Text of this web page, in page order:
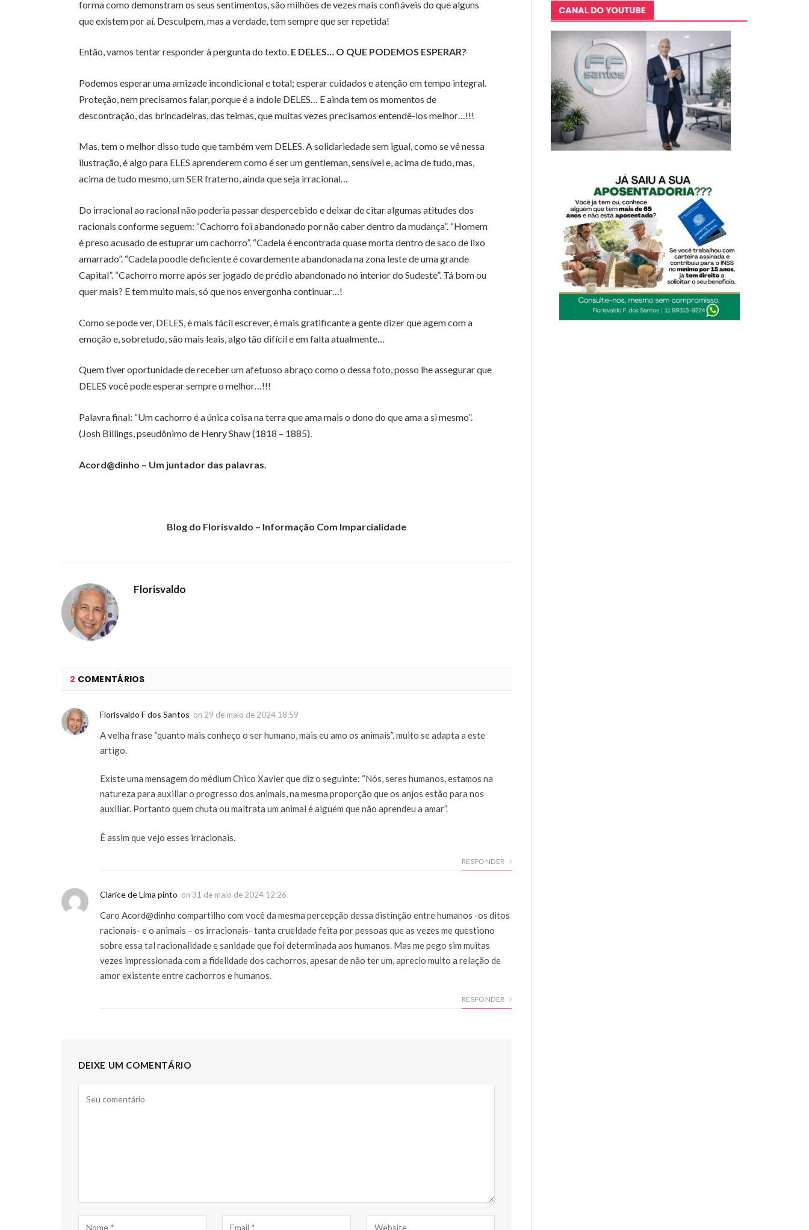
forma como demonstram os seus sentimentos, são milhões de vezes mais confiáveis do que alguns
que existem por aí. Desculpem, mas a verdade, tem sempre que ser repetida!
Então, vamos tentar responder à pergunta do texto. E DELES… O QUE PODEMOS ESPERAR?
Podemos esperar uma amizade incondicional e total; esperar cuidados e atenção em tempo integral.
Proteção, nem precisamos falar, porque é a índole DELES… E ainda tem os momentos de
descontração, das brincadeiras, das teimas, que muitas vezes precisamos entendê-los melhor…!!!
Mas, tem o melhor disso tudo que também vem DELES. A solidariedade sem igual, como se vê nessa
ilustração, é algo para ELES aprenderem como é ser um gentleman, sensível e, acima de tudo, mas,
acima de tudo mesmo, um SER fraterno, ainda que seja irracional…
Do irracional ao racional não poderia passar despercebido e deixar de citar algumas atitudes dos
racionais conforme seguem: “Cachorro foi abandonado por não caber dentro da mudança”. “Homem
é preso acusado de estuprar um cachorro”. “Cadela é encontrada quase morta dentro de saco de lixo
amarrado”. “Cadela poodle deficiente é covardemente abandonada na zona leste de uma grande
Capital”. “Cachorro morre após ser jogado de prédio abandonado no interior do Sudeste”. Tá bom ou
quer mais? E tem muito mais, só que nos envergonha continuar…!
Como se pode ver, DELES, é mais fácil escrever, é mais gratificante a gente dizer que agem com a
emoção e, sobretudo, são mais leais, algo tão difícil e em falta atualmente…
Quem tiver oportunidade de receber um afetuoso abraço como o dessa foto, posso lhe assegurar que
DELES você pode esperar sempre o melhor…!!!
Palavra final: “Um cachorro é a única coisa na terra que ama mais o dono do que ama a si mesmo”.
(Josh Billings, pseudônimo de Henry Shaw (1818 – 1885).
Acord@dinho – Um juntador das palavras.
Blog do Florisvaldo – Informação Com Imparcialidade
Florisvaldo
2 COMENTÁRIOS
Florisvaldo F dos Santos on 29 de maio de 2024 18:59
A velha frase “quanto mais conheço o ser humano, mais eu amo os animais”, muito se adapta a este
artigo.
Existe uma mensagem do médium Chico Xavier que diz o seguinte: “Nós, seres humanos, estamos na
natureza para auxiliar o progresso dos animais, na mesma proporção que os anjos estão para nos
auxiliar. Portanto quem chuta ou maltrata um animal é alguém que não aprendeu a amar”.
É assim que vejo esses irracionais.
RESPONDER
Clarice de Lima pinto on 31 de maio de 2024 12:26
Caro Acord@dinho compartilho com você da mesma percepção dessa distinção entre humanos -os ditos
racionais- e o animais – os irracionais- tanta crueldade feita por pessoas que as vezes me questiono
sobre essa tal racionalidade e sanidade que foi determinada aos humanos. Mas me pego sim muitas
vezes impressionada com a fidelidade dos cachorros, apesar de não ter um, aprecio muito a relação de
amor existente entre cachorros e humanos.
RESPONDER
DEIXE UM COMENTÁRIO